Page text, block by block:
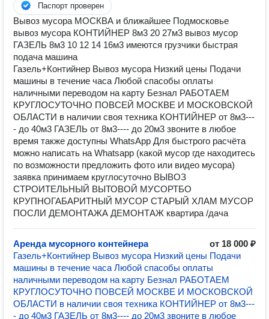
Паспорт проверен
Вывоз мусора МОСКВА и ближайшее Подмосковье
вывоз мусора КОНТИЙНЕР 8м3 20 27м3 вывоз мусор
ГАЗЕЛЬ 8м3 10 12 14 16м3 имеются грузчики быстрая
подача машина
Газель+Контийнер Вывоз мусора Низкий цены Подачи
машины в течение часа Любой спасобы оплаты
наличными переводом на карту Безнал РАБОТАЕМ
КРУГЛОСУТОЧНО ПОВСЕЙ МОСКВЕ И МОСКОВСКОЙ
ОБЛАСТИ в наличии своя техника КОНТИЙНЕР от 8м3---
- до 40м3 ГАЗЕЛЬ от 8м3---- до 20м3 звоните в любое
время также доступны WhatsApp Для быстрого расчёта
можно написать на Whatsapp (какой мусор где находитесь
по возможности предложить фото или видео мусора)
заявка принимаем круглосуточно ВЫВОЗ
СТРОИТЕЛЬНЫЙ ВЫТОВОЙ МУСОРТБО
КРУПНОГАБАРИТНЫЙ МУСОР СТАРЫЙ ХЛАМ МУСОР
ПОСЛИ ДЕМОНТАЖА ДЕМОНТАЖ квартира /дача
Аренда мусорного контейнера
от 18 000 ₽
Газель+Контийнер Вывоз мусора Низкий цены Подачи
машины в течение часа Любой спасобы оплаты
наличными переводом на карту Безнал РАБОТАЕМ
КРУГЛОСУТОЧНО ПОВСЕЙ МОСКВЕ И МОСКОВСКОЙ
ОБЛАСТИ в наличии своя техника КОНТИЙНЕР от 8м3---
- до 40м3 ГАЗЕЛЬ от 8м3---- до 20м3 звоните в любое